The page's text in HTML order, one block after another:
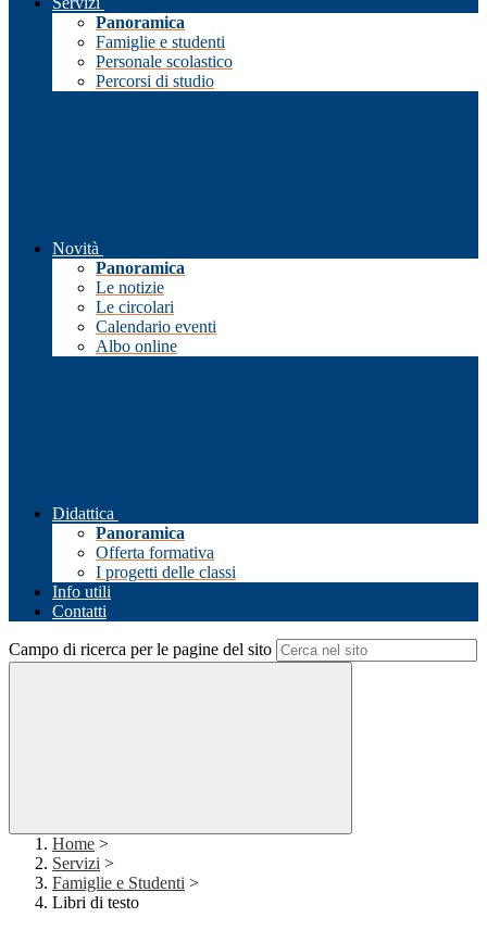
Panoramica
Famiglie e studenti
Personale scolastico
Percorsi di studio
Novità
Panoramica
Le notizie
Le circolari
Calendario eventi
Albo online
Didattica
Panoramica
Offerta formativa
I progetti delle classi
Info utili
Contatti
Campo di ricerca per le pagine del sito
Home >
Servizi >
Famiglie e Studenti >
Libri di testo